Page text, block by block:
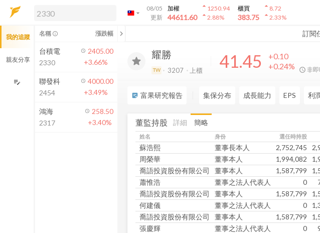
arrow_drop_down
08/05
更新
加權
44611.60
arrow_drop_up1250.94
arrow_drop_up2.88%
櫃買
383.75
arrow_drop_up8.72
arrow_drop_up2.33%
訂閱
解鎖即時行情及進階功能
方案」，即可解鎖以下功能：
即時行情
即時市況與排行
成交金額熱力圖
前往方案訂閱
如何綁定合作券商
耀勝
TW 3207 上櫃 41.45
+0.10
+0.24%
非
sticky_note_2 富果研究報告 集保分布 成長能力 EPS 利
董監持股 詳細 簡略
姓名 身份 選任時持股
蘇浩熙 董事長本人 2,752,745
周榮華
董事本人 1,994,082
喬語投資股份有限公司
董事本人 1,587,799
蕭惟浩
董事之法人代表人 0
喬語投資股份有限公司
董事本人 1,587,799
何建儀
董事之法人代表人 0
喬語投資股份有限公司
董事本人 1,587,799
張慶輝
董事之法人代表人 0
我的追蹤
親友分享
edit_note
名稱 info_outline 漲跌幅 chevron_left
台積電
2330
2405.00
+3.66%
聯發科
2454
4000.00
+3.49%
鴻海
2317
258.50
+3.40%